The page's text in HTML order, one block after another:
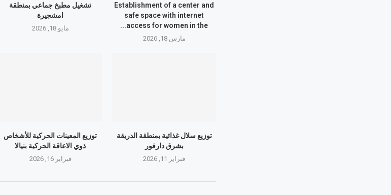
تشغيل مطبخ جماعي بمنطقة
امشجيرة
مايو 18, 2026
Establishment of a center and
safe space with internet
access for women in the...
مارس 18, 2026
توزيع المعينات الحركية للأشخاص
ذوي الاعاقة الحركية بنيالا
فبراير 16, 2026
توزيع سلال غذائية بمنطقة الدريقة
بشرق دارفور
فبراير 11, 2026